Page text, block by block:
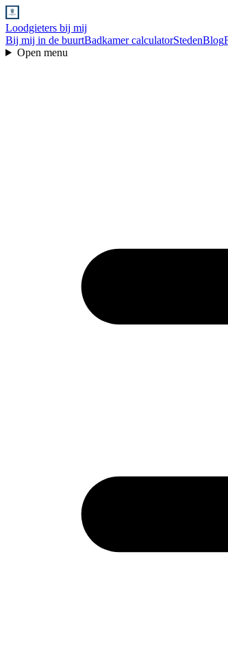
Loodgieters bij mij
Bij mij in de buurtBadkamer calculatorStedenBlog
Open menu